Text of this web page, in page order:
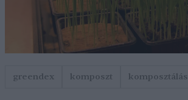
greendex komposzt komposztálás